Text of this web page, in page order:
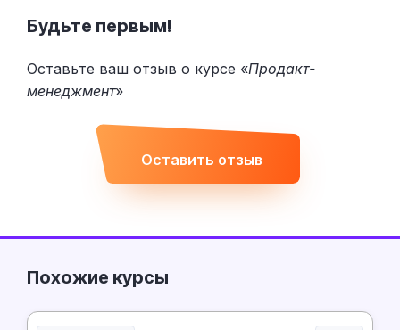
Будьте первым!
Оставьте ваш отзыв о курсе «Продакт-
менеджмент»
Оставить отзыв
Похожие курсы